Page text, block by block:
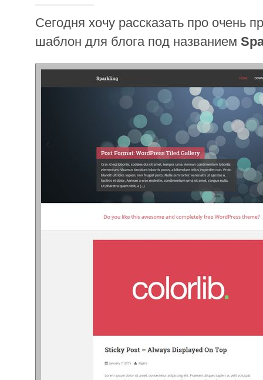
Сегодня хочу рассказать про очень
шаблон для блога под названием